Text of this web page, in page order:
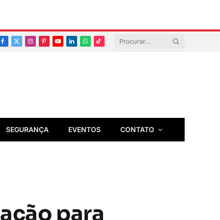
Facebook
X
Instagram
PinterestYouTubeLinkedInWhatsapp
TikTok
SEGURANÇA EVENTOS CONTATO
para